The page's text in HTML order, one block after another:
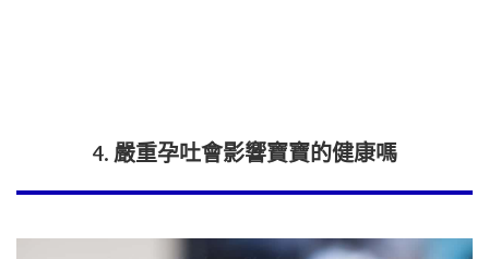
4. 嚴重孕吐會影響寶寶的健康嗎